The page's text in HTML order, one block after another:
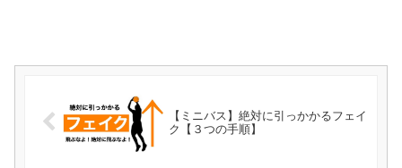
【ミニバス】絶対に引っかかるフェイ
ク【３つの手順】